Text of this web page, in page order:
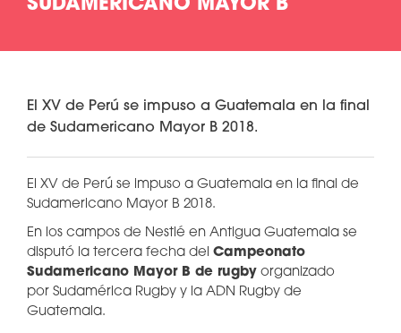
SUDAMERICANO MAYOR B
El XV de Perú se impuso a Guatemala en la final
de Sudamericano Mayor B 2018.
El XV de Perú se impuso a Guatemala en la final de
Sudamericano Mayor B 2018.
En los campos de Nestlé en Antigua Guatemala se
disputó la tercera fecha del Campeonato
Sudamericano Mayor B de rugby organizado
por Sudamérica Rugby y la ADN Rugby de
Guatemala.